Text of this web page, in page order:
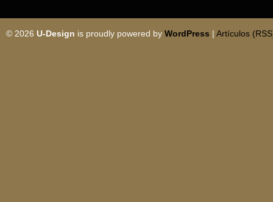
© 2026 U-Design is proudly powered by WordPress | Artículos